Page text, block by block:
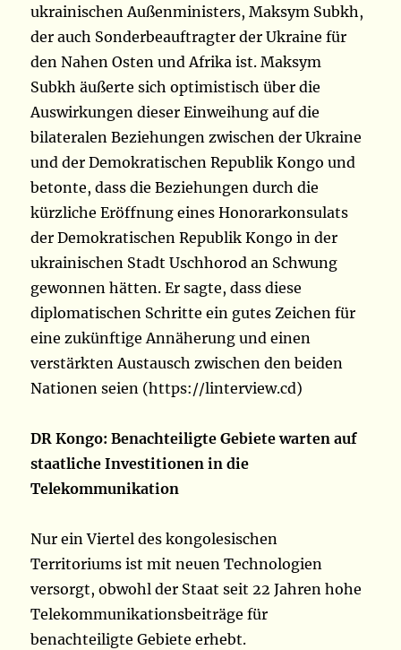
ukrainischen Außenministers, Maksym Subkh,
der auch Sonderbeauftragter der Ukraine für
den Nahen Osten und Afrika ist. Maksym
Subkh äußerte sich optimistisch über die
Auswirkungen dieser Einweihung auf die
bilateralen Beziehungen zwischen der Ukraine
und der Demokratischen Republik Kongo und
betonte, dass die Beziehungen durch die
kürzliche Eröffnung eines Honorarkonsulats
der Demokratischen Republik Kongo in der
ukrainischen Stadt Uschhorod an Schwung
gewonnen hätten. Er sagte, dass diese
diplomatischen Schritte ein gutes Zeichen für
eine zukünftige Annäherung und einen
verstärkten Austausch zwischen den beiden
Nationen seien (https://linterview.cd)
DR Kongo: Benachteiligte Gebiete warten auf
staatliche Investitionen in die
Telekommunikation
Nur ein Viertel des kongolesischen
Territoriums ist mit neuen Technologien
versorgt, obwohl der Staat seit 22 Jahren hohe
Telekommunikationsbeiträge für
benachteiligte Gebiete erhebt.